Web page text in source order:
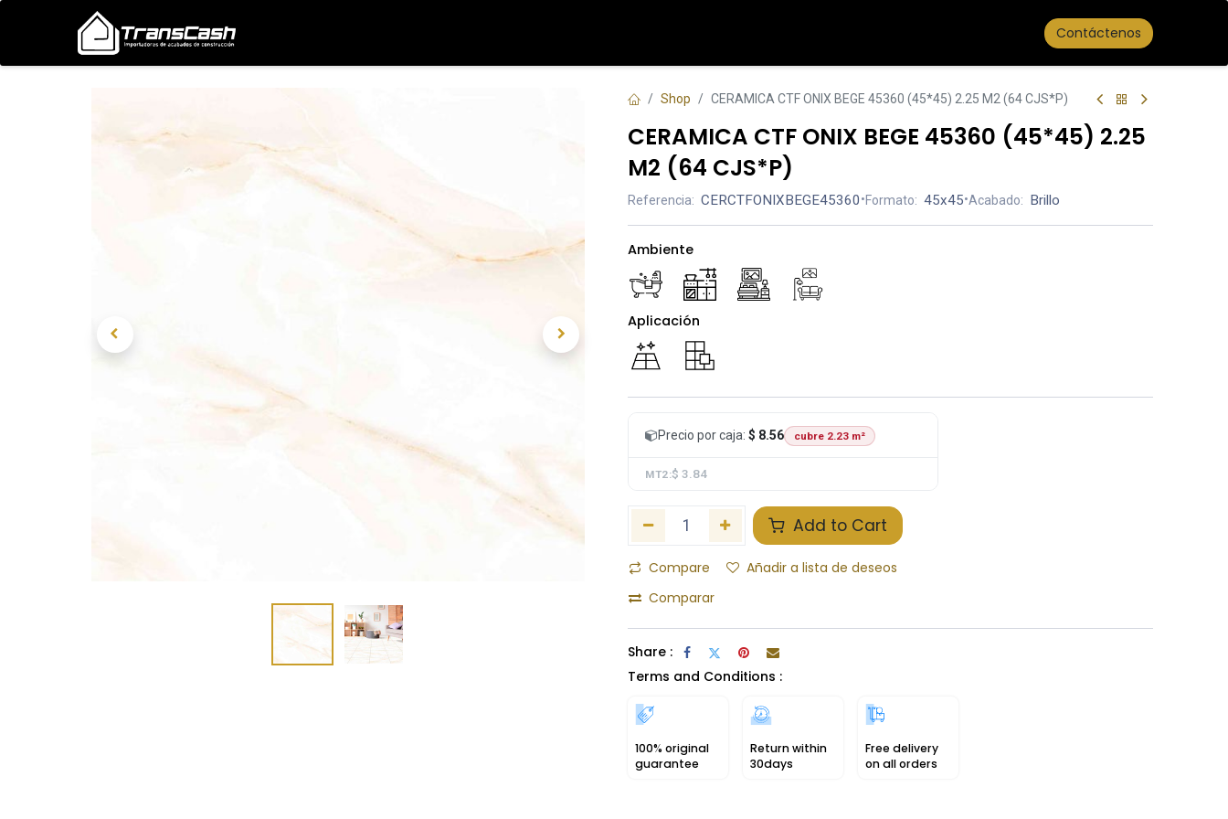
Contáctenos
Shop CERAMICA CTF ONIX BEGE 45360 (45*45) 2.25 M2 (64 CJS*P)
CERAMICA CTF ONIX BEGE 45360 (45*45) 2.25
M2 (64 CJS*P)
Referencia: CERCTFONIXBEGE45360•Formato: 45x45•Acabado: Brillo
Ambiente
Aplicación
Precio por caja: $ 8.56 cubre 2.23 m²
MT2:$ 3.84
Add to Cart
Compare
Añadir a lista de deseos
Comparar
Share :
Terms and Conditions :
100% original
guarantee
Return within
30days
Free delivery
on all orders